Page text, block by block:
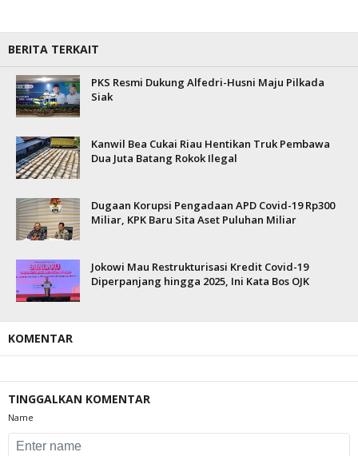
BERITA TERKAIT
PKS Resmi Dukung Alfedri-Husni Maju Pilkada
Siak
Kanwil Bea Cukai Riau Hentikan Truk Pembawa
Dua Juta Batang Rokok Ilegal
Dugaan Korupsi Pengadaan APD Covid-19 Rp300
Miliar, KPK Baru Sita Aset Puluhan Miliar
Jokowi Mau Restrukturisasi Kredit Covid-19
Diperpanjang hingga 2025, Ini Kata Bos OJK
KOMENTAR
TINGGALKAN KOMENTAR
Name